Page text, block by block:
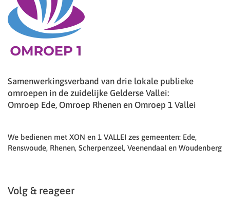
Samenwerkingsverband van drie lokale publieke
omroepen in de zuidelijke Gelderse Vallei:
Omroep Ede, Omroep Rhenen en Omroep 1 Vallei
We bedienen met XON en 1 VALLEI zes gemeenten: Ede,
Renswoude, Rhenen, Scherpenzeel, Veenendaal en Woudenberg
Volg & reageer